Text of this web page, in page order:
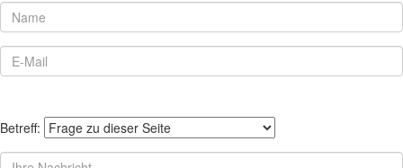
Betreff: